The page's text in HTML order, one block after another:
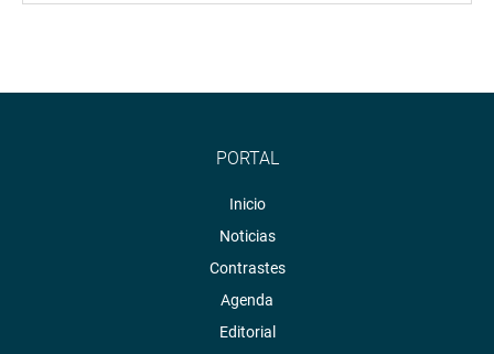
PORTAL
Inicio
Noticias
Contrastes
Agenda
Editorial